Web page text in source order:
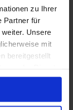
zu Ihrer
Partner für
Unsere
mit
bereitgestellt
USA auf